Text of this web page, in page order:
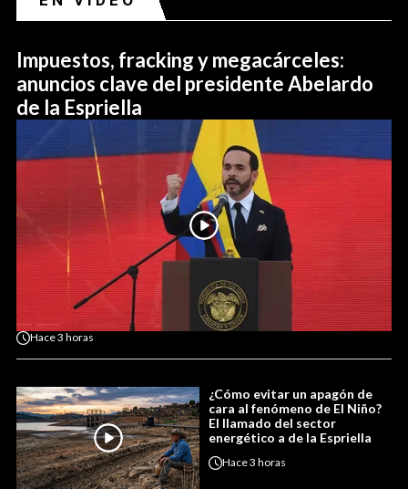
Impuestos, fracking y megacárceles:
anuncios clave del presidente Abelardo
de la Espriella
Hace3 horas
¿Cómo evitar un apagón de
cara al fenómeno de El Niño?
El llamado del sector
energético a de la Espriella
Hace3 horas